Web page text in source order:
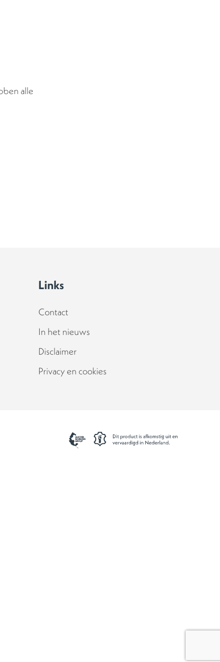
alle
Links
Contact
In het nieuws
Disclaimer
Privacy en cookies